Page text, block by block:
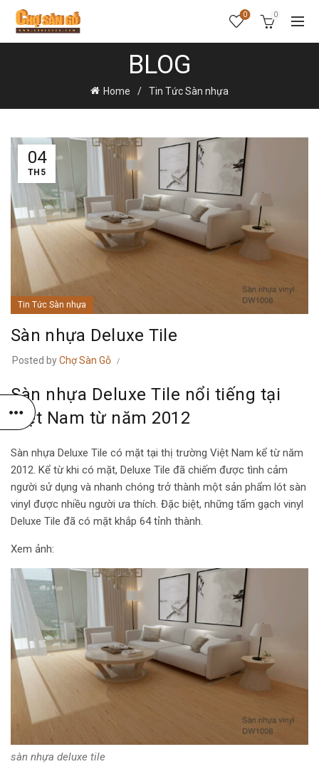
0 0
BLOG
Home Tin Tức Sàn nhựa
04
TH5
Tin Tức Sàn nhựa
Sàn nhựa Deluxe Tile
Posted byChợ Sàn Gỗ
Sàn nhựa Deluxe Tile nổi tiếng tại
Việt Nam từ năm 2012
Sàn nhựa Deluxe Tile có mặt tại thị trường Việt Nam kể từ năm
2012. Kể từ khi có mặt, Deluxe Tile đã chiếm được tình cảm
người sử dụng và nhanh chóng trở thành một sản phẩm lót sàn
vinyl được nhiều người ưa thích. Đặc biệt, những tấm gạch vinyl
Deluxe Tile đã có mặt khắp 64 tỉnh thành.
Xem ảnh:
sàn nhựa deluxe tile